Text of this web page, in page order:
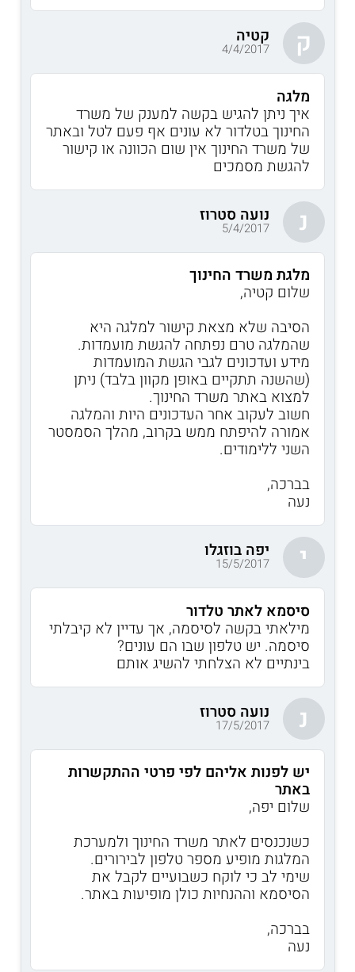
ק קטיה
4/4/2017
מלגה
איך ניתן להגיש בקשה למענק של משרד
החינוך בטלדור לא עונים אף פעם לטל ובאתר
של משרד החינוך אין שום הכוונה או קישור
להגשת מסמכים
נ נועה סטרוז
5/4/2017
מלגת משרד החינוך
שלום קטיה,
הסיבה שלא מצאת קישור למלגה היא
שהמלגה טרם נפתחה להגשת מועמדות.
מידע ועדכונים לגבי הגשת המועמדות
(שהשנה תתקיים באופן מקוון בלבד) ניתן
למצוא באתר משרד החינוך.
חשוב לעקוב אחר העדכונים היות והמלגה
אמורה להיפתח ממש בקרוב, מהלך הסמסטר
השני ללימודים.
בברכה,
נעה
י יפה בוזגלו
15/5/2017
סיסמא לאתר טלדור
מילאתי בקשה לסיסמה, אך עדיין לא קיבלתי
סיסמה. יש טלפון שבו הם עונים?
בינתיים לא הצלחתי להשיג אותם
נ נועה סטרוז
17/5/2017
יש לפנות אליהם לפי פרטי ההתקשרות
באתר
שלום יפה,
כשנכנסים לאתר משרד החינוך ולמערכת
המלגות מופיע מספר טלפון לבירורים.
שימי לב כי לוקח כשבועיים לקבל את
הסיסמא וההנחיות כולן מופיעות באתר.
בברכה,
נעה